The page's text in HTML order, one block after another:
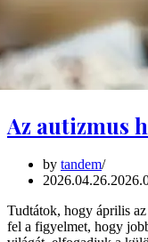
Az autizmus
by tandem
2026.04.26.
Tudtátok, hogy április
fel a figyelmet, hogy